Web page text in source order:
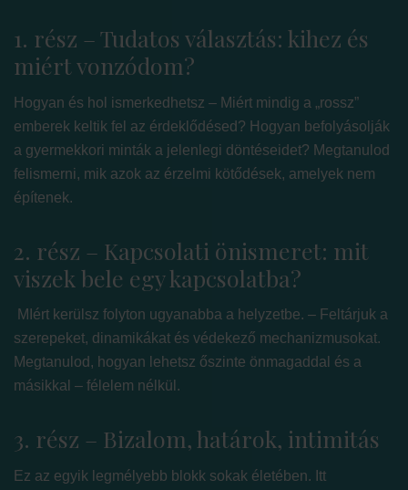
1. rész – Tudatos választás: kihez és
miért vonzódom?
Hogyan és hol ismerkedhetsz – Miért mindig a „rossz”
emberek keltik fel az érdeklődésed? Hogyan befolyásolják
a gyermekkori minták a jelenlegi döntéseidet? Megtanulod
felismerni, mik azok az érzelmi kötődések, amelyek nem
építenek.
2. rész – Kapcsolati önismeret: mit
viszek bele egy kapcsolatba?
MIért kerülsz folyton ugyanabba a helyzetbe. – Feltárjuk a
szerepeket, dinamikákat és védekező mechanizmusokat.
Megtanulod, hogyan lehetsz őszinte önmagaddal és a
másikkal – félelem nélkül.
3. rész – Bizalom, határok, intimitás
Ez az egyik legmélyebb blokk sokak életében. Itt